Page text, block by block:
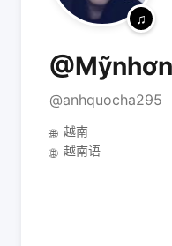
@anhquocha295
🌐 越南
🌐 越南语